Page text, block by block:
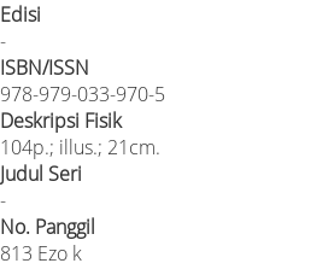
Edisi
-
ISBN/ISSN
978-979-033-970-5
Deskripsi Fisik
104p.; illus.; 21cm.
Judul Seri
-
No. Panggil
813 Ezo k